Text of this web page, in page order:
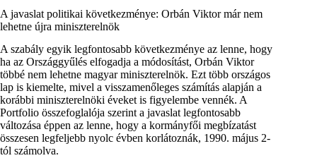
A javaslat politikai következménye: Orbán Viktor már nem
lehetne újra miniszterelnök
A szabály egyik legfontosabb következménye az lenne, hogy
ha az Országgyűlés elfogadja a módosítást, Orbán Viktor
többé nem lehetne magyar miniszterelnök. Ezt több országos
lap is kiemelte, mivel a visszamenőleges számítás alapján a
korábbi miniszterelnöki éveket is figyelembe vennék. A
Portfolio összefoglalója szerint a javaslat legfontosabb
változása éppen az lenne, hogy a kormányfői megbízatást
összesen legfeljebb nyolc évben korlátoznák, 1990. május 2-
tól számolva.